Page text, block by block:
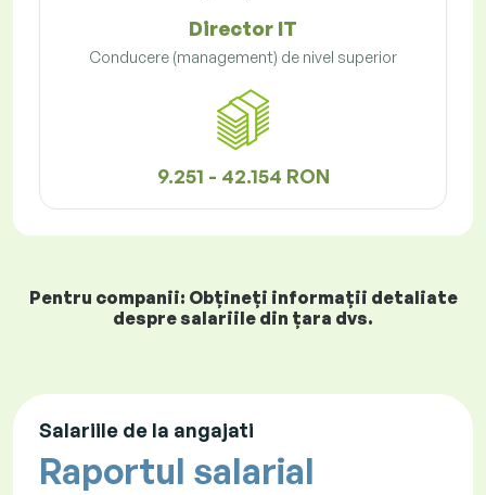
Director IT
Conducere (management) de nivel superior
9.251 - 42.154 RON
Pentru companii: Obțineți informații detaliate
despre salariile din țara dvs.
Salariile de la angajati
Raportul salarial